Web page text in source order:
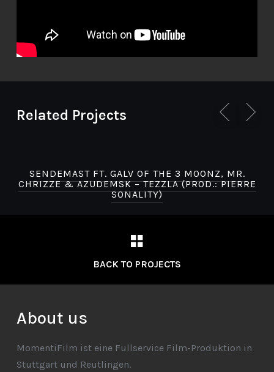
Related Projects
SENDEMAST FT. GALV OF THE 3 MOONZ, MR.
CHRIZZE & AZUDEMSK – TEZZLA (PROD.: PIERRE
SONALITY)
BACK TO PROJECTS
About us
MomentiFilm ist eine Fullservice Film-Produktion in
Stuttgart und Reutlingen.